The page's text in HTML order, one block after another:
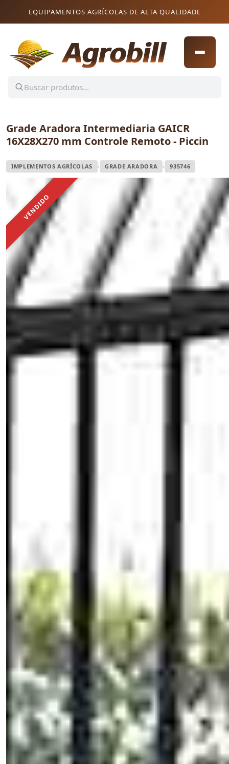
EQUIPAMENTOS AGRÍCOLAS DE ALTA QUALIDADE
Grade Aradora Intermediaria GAICR
16X28X270 mm Controle Remoto - Piccin
IMPLEMENTOS AGRÍCOLAS › GRADE ARADORA › 935746
VENDIDO